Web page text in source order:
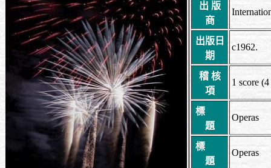
出 版
商
出版日
期
c1962.
稽 核
項
1 score
標
題
Operas
標
題
Operas